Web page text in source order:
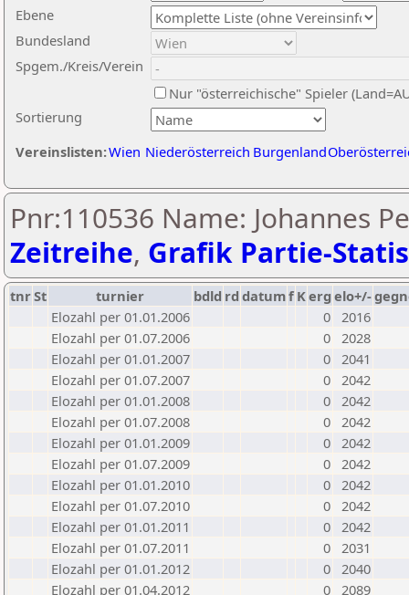
Ebene
Sortierung
Bundesland
Spgem./Kreis/Verein
Nur "österreichische" Spieler
Vereinslisten:Wien Niederösterreich Burgenland
Pnr:110536 Name: Johannes
Zeitreihe, Grafik Partie-
tnrSt turnier bdld rd datumf Kerg elo+/-
Elozahl per 01.01.2006
0 2016
Elozahl per 01.07.2006
0 2028
Elozahl per 01.01.2007
0 2041
Elozahl per 01.07.2007
0 2042
Elozahl per 01.01.2008
0 2042
Elozahl per 01.07.2008
0 2042
Elozahl per 01.01.2009
0 2042
Elozahl per 01.07.2009
0 2042
Elozahl per 01.01.2010
0 2042
Elozahl per 01.07.2010
0 2042
Elozahl per 01.01.2011
0 2042
Elozahl per 01.07.2011
0 2031
Elozahl per 01.01.2012
0 2040
Elozahl per 01.04.2012
0 2089